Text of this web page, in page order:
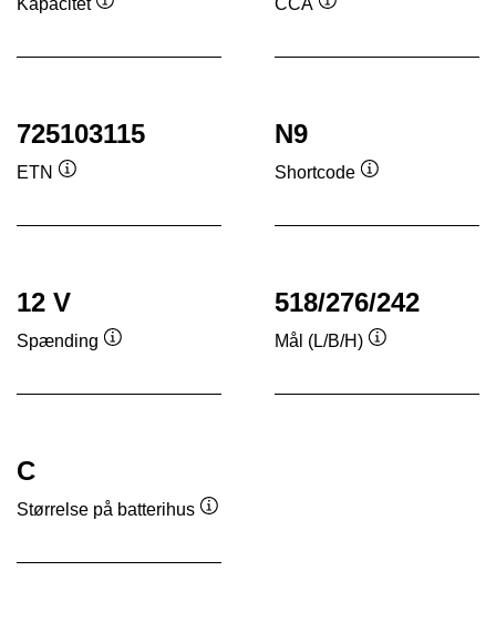
Kapacitet
CCA
725103115
ETN
N9
Shortcode
12 V
Spænding
518/276/242
Mål (L/B/H)
C
Størrelse på batterihus